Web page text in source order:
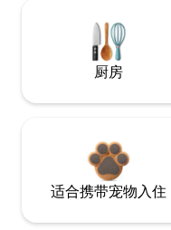
厨房
适合携带宠物入住